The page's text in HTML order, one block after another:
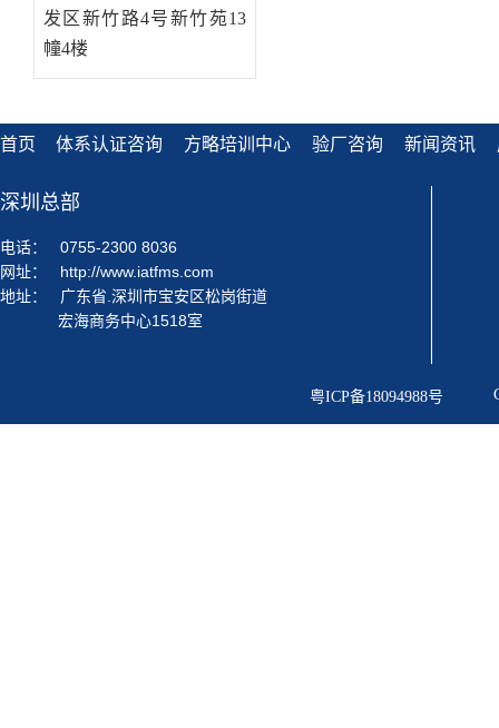
发区新竹路4号新竹苑13
幢4楼
首页 体系认证咨询 方略培训中心 验厂咨询 新闻资讯
深圳总部
电话：
0755-2300 8036
网址：
http://www.iatfms.com
地址：
广东省.深圳市宝安区松岗街道
宏海商务中心1518室
粤ICP备18094988号